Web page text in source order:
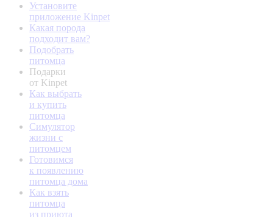
Установите
приложение Kinpet
Какая порода
подходит вам?
Подобрать
питомца
Подарки
от Kinpet
Как выбрать
и купить
питомца
Симулятор
жизни с
питомцем
Готовимся
к появлению
питомца дома
Как взять
питомца
из приюта